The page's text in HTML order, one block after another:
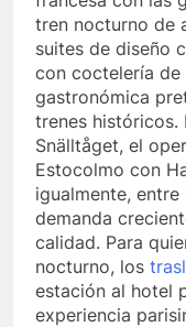
tren nocturno de
suites de diseño
con coctelería de
gastronómica
trenes históricos.
Snälltåget, el
Estocolmo con
igualmente,
demanda
calidad. Para
nocturno, los
estación al hotel
experiencia